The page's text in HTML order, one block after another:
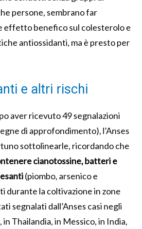
persone, sembrano far
effetto benefico sul colesterolo e
antiossidanti, ma è presto per
e altri rischi
aver ricevuto 49 segnalazioni
di approfondimento), l’Anses
sottolinearle, ricordando che
cianotossine, batteri e
(piombo, arsenico e
durante la coltivazione in zone
segnalati dall’Anses casi negli
in Thailandia, in Messico, in India,